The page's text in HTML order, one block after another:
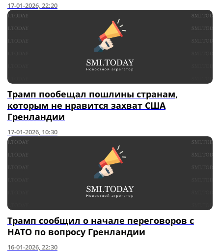
17-01-2026, 22:20
Трамп пообещал пошлины странам,
которым не нравится захват США
Гренландии
17-01-2026, 10:30
Трамп сообщил о начале переговоров с
НАТО по вопросу Гренландии
16-01-2026, 22:30